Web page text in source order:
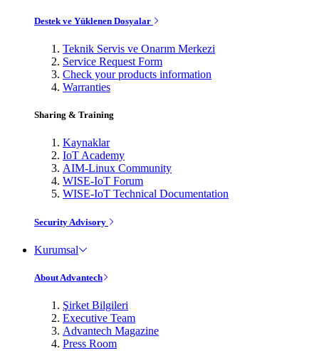
Destek ve Yüklenen Dosyalar
Teknik Servis ve Onarım Merkezi
Service Request Form
Check your products information
Warranties
Sharing & Training
Kaynaklar
IoT Academy
AIM-Linux Community
WISE-IoT Forum
WISE-IoT Technical Documentation
Security Advisory
Kurumsal
About Advantech
Şirket Bilgileri
Executive Team
Advantech Magazine
Press Room